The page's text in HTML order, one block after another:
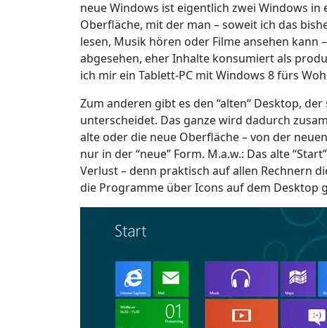
neue Windows ist eigentlich zwei Windows in
Oberfläche, mit der man – soweit ich das
lesen, Musik hören oder Filme ansehen
abgesehen, eher Inhalte konsumiert als
ich mir ein Tablett-PC mit Windows 8 fürs
Zum anderen gibt es den “alten“ Desktop,
unterscheidet. Das ganze wird dadurch
alte oder die neue Oberfläche – von der
nur in der “neue” Form. M.a.w.: Das alte
Verlust – denn praktisch auf allen Rechnern
die Programme über Icons auf dem Desktop